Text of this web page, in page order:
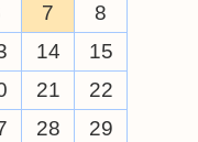
7
8
14
15
21
22
28
29